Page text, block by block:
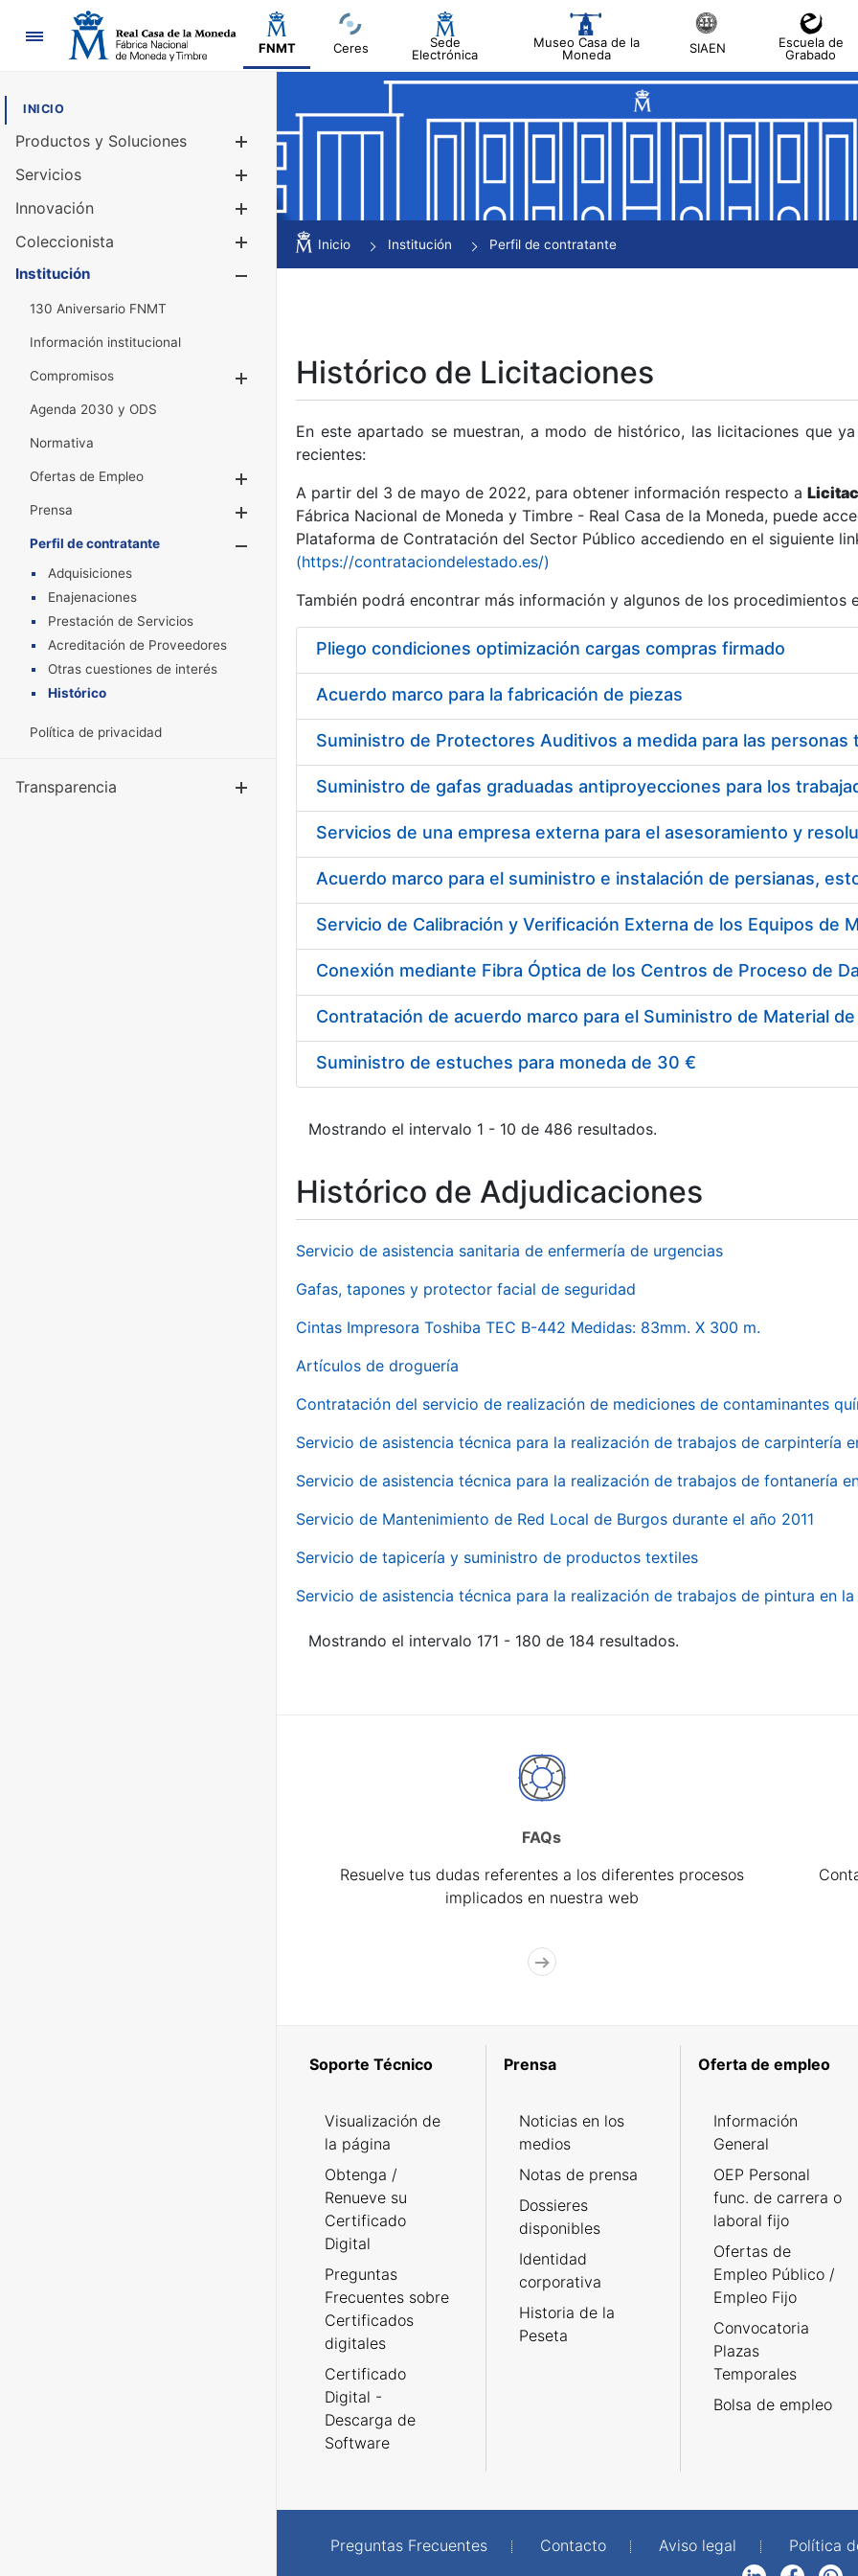
Navegación
FNMT Ceres
Sede
Electrónica
Museo Casa de la
Moneda
SIAEN
Escuela de
Grabado
INICIO
Productos y Soluciones
Mostrar/Ocultar
Servicios
Innovación
Coleccionista
Mostrar/Ocultar
Institución
130 Aniversario FNMT
Información institucional
Compromisos
Mostrar/Ocultar
Agenda 2030 y ODS
Normativa
Ofertas de Empleo
Prensa
Mostrar/Ocultar
Perfil de contratante
Mostrar/Ocultar
Adquisiciones
Enajenaciones
Prestación de Servicios
Acreditación de Proveedores
Otras cuestiones de interés
Histórico
Política de privacidad
Transparencia Mostrar/Ocultar
Inicio Institución Perfil de contratante
Histórico de Licitaciones
En este apartado se muestran, a modo de histórico, las licitaciones que
recientes:
A partir del 3 de mayo de 2022, para obtener información respecto a
Fábrica Nacional de Moneda y Timbre - Real Casa de la Moneda, puede
Plataforma de Contratación del Sector Público accediendo en el siguiente
(https://contrataciondelestado.es/)
También podrá encontrar más información y algunos de los procedimientos
Pliego condiciones optimización cargas compras firmado
Acuerdo marco para la fabricación de piezas
Acuerdo marco para el suministro e instalación de persianas,
Suministro de estuches para moneda de 30 €
Mostrando el intervalo 1 - 10 de 486 resultados.
Histórico de Adjudicaciones
Servicio de asistencia sanitaria de enfermería de urgencias
Gafas, tapones y protector facial de seguridad
Cintas Impresora Toshiba TEC B-442 Medidas: 83mm. X 300 m.
Artículos de droguería
Contratación del servicio de realización de mediciones de contaminantes
Servicio de asistencia técnica para la realización de trabajos de carpintería
Servicio de asistencia técnica para la realización de trabajos de fontanería
Servicio de Mantenimiento de Red Local de Burgos durante el año 2011
Servicio de tapicería y suministro de productos textiles
Servicio de asistencia técnica para la realización de trabajos de pintura en
Mostrando el intervalo 171 - 180 de 184 resultados.
FAQs
Resuelve tus dudas referentes a los diferentes procesos
implicados en nuestra web
Soporte Técnico
Visualización de
la página
Obtenga /
Renueve su
Certificado
Digital
Preguntas
Frecuentes sobre
Certificados
digitales
Certificado
Digital -
Descarga de
Software
Prensa
Noticias en los
medios
Notas de prensa
Dossieres
disponibles
Identidad
corporativa
Historia de la
Peseta
Oferta de empleo
Información
General
OEP Personal
func. de carrera o
laboral fijo
Ofertas de
Empleo Público /
Empleo Fijo
Convocatoria
Plazas
Temporales
Bolsa de empleo
Preguntas Frecuentes Contacto Aviso legal Política